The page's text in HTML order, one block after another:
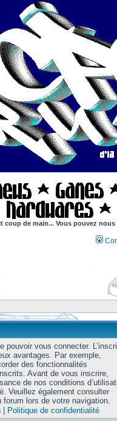
coup de main... Vous pouvez
pouvoir vous connecter.
avantages. Par exemple,
des fonctionnalités
Avant de vous inscrire,
de nos conditions
Veuillez également consulter
lors de votre navigation.
| Politique de confidentialité